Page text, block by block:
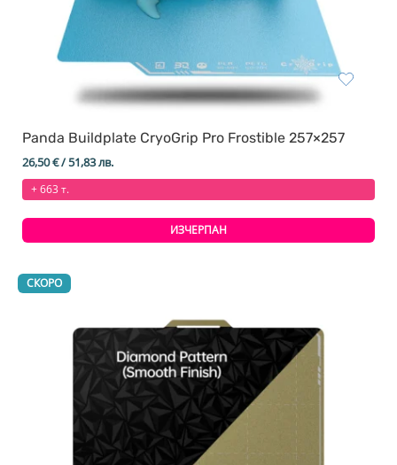
Panda Buildplate CryoGrip Pro Frostible 257×257
26,50€/ 51,83 лв.
+ 663 т.
ИЗЧЕРПАН
СКОРО